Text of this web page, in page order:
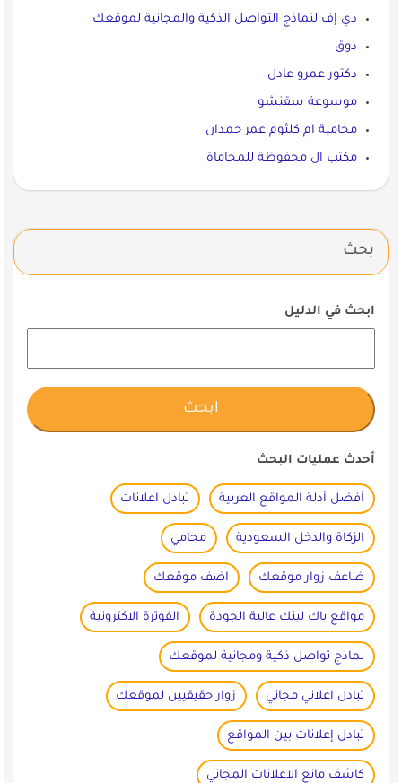
دي إف لنماذج التواصل الذكية والمجانية لموقعك
ذوق
دكتور عمرو عادل
موسوعة سقنشو
محامية ام كلثوم عمر حمدان
مكتب ال محفوظة للمحاماة
بحث
ابحث في الدليل
أحدث عمليات البحث
أفضل أدلة المواقع العربية تبادل اعلانات
الزكاة والدخل السعودية محامي
ضاعف زوار موقعك اضف موقعك
مواقع باك لينك عالية الجودة الفوترة الاكترونية
نماذج تواصل ذكية ومجانية لموقعك
تبادل اعلاني مجاني زوار حقيقيين لموقعك
تبادل إعلانات بين المواقع
كاشف مانع الاعلانات المجاني